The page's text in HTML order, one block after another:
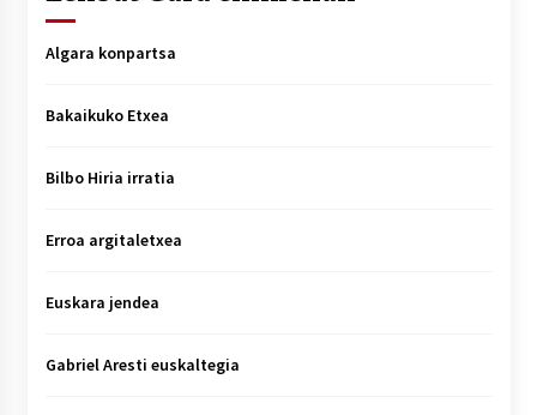
Algara konpartsa
Bakaikuko Etxea
Bilbo Hiria irratia
Erroa argitaletxea
Euskara jendea
Gabriel Aresti euskaltegia